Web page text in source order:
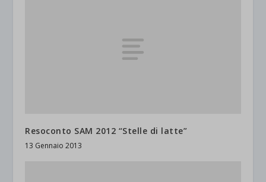
Resoconto SAM 2012 “Stelle di latte”
13 Gennaio 2013